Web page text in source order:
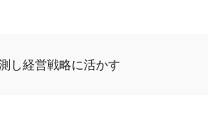
し経営戦略に活かす